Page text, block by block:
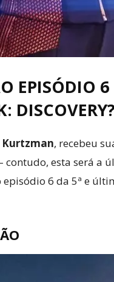
EPISÓDIO
DISCOVERY?
Kurtzman, recebeu
contudo, esta será a
6 da 5ª e